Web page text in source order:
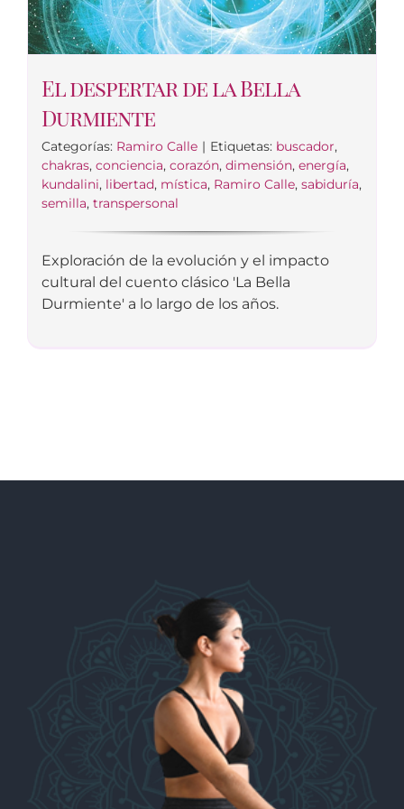
El despertar de la Bella
Durmiente
Categorías: Ramiro Calle | Etiquetas: buscador,
chakras, conciencia, corazón, dimensión, energía,
kundalini, libertad, mística, Ramiro Calle, sabiduría,
semilla, transpersonal
Exploración de la evolución y el impacto
cultural del cuento clásico 'La Bella
Durmiente' a lo largo de los años.